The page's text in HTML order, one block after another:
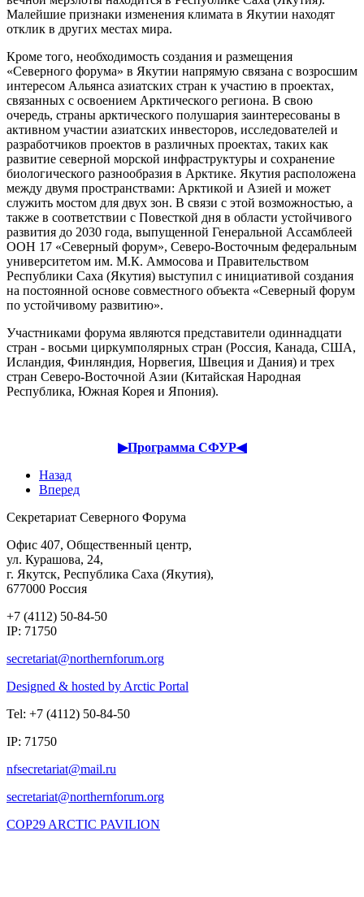
Малейшие признаки изменения климата в Якутии находят
отклик в других местах мира.
Кроме того, необходимость создания и размещения
«Северного форума» в Якутии напрямую связана с возросшим
интересом Альянса азиатских стран к участию в проектах,
связанных с освоением Арктического региона. В свою
очередь, страны арктического полушария заинтересованы в
активном участии азиатских инвесторов, исследователей и
разработчиков проектов в различных проектах, таких как
развитие северной морской инфраструктуры и сохранение
биологического разнообразия в Арктике. Якутия расположена
между двумя пространствами: Арктикой и Азией и может
служить мостом для двух зон. В связи с этой возможностью, а
также в соответствии с Повесткой дня в области устойчивого
развития до 2030 года, выпущенной Генеральной Ассамблеей
ООН 17 «Северный форум», Северо-Восточным федеральным
университетом им. М.К. Аммосова и Правительством
Республики Саха (Якутия) выступил с инициативой создания
на постоянной основе совместного объекта «Северный форум
по устойчивому развитию».
Участниками форума являются представители одиннадцати
стран - восьми циркумполярных стран (Россия, Канада, США,
Исландия, Финляндия, Норвегия, Швеция и Дания) и трех
стран Северо-Восточной Азии (Китайская Народная
Республика, Южная Корея и Япония).
▶Программа СФУР◀
Назад
Вперед
Секретариат Северного Форума
Офис 407, Общественный центр,
ул. Курашова, 24,
г. Якутск, Республика Саха (Якутия),
677000 Россия
+7 (4112) 50-84-50
IP: 71750
Designed & hosted by Arctic Portal
Tel: +7 (4112) 50-84-50
IP: 71750
COP29 ARCTIC PAVILION